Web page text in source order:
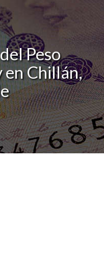
Peso
Chillán,